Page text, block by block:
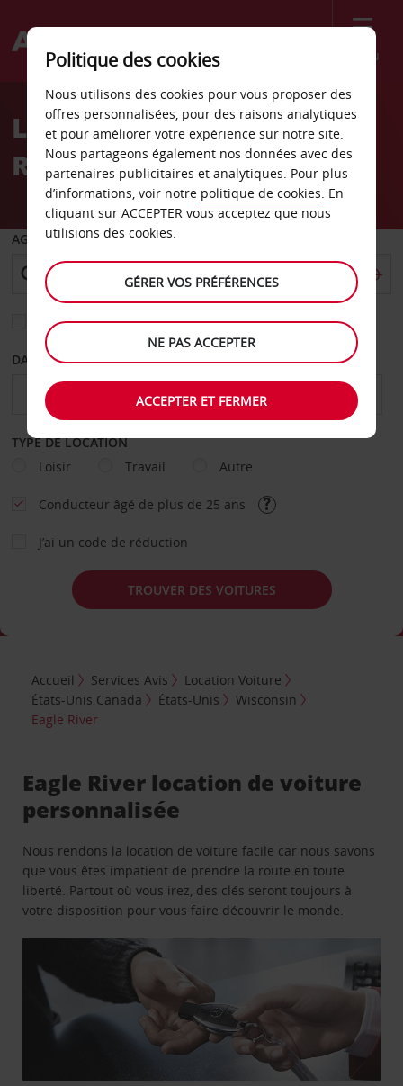
Menu
Welcome
AvisLocation de voiture Eagle
River
AGENCE DE DÉPART
Sélectionnez une autre agence de retour
DATE DE DÉPART DATE DE RETOUR
TYPE DE LOCATION
Loisir
Travail Autre
Conducteur âgé de plus de 25 ans
J’ai un code de réduction
TROUVER DES VOITURES
Accueil Services Avis
Location Voiture
États-Unis Canada
États-Unis
Wisconsin
Eagle River
Eagle River location de voiture
personnalisée
Nous rendons la location de voiture facile car nous savons
que vous êtes impatient de prendre la route en toute
liberté. Partout où vous irez, des clés seront toujours à
votre disposition pour vous faire découvrir le monde.
Politique des cookies
Nous utilisons des cookies pour vous proposer des
offres personnalisées, pour des raisons analytiques
et pour améliorer votre expérience sur notre site.
Nous partageons également nos données avec des
partenaires publicitaires et analytiques. Pour plus
d’informations, voir notre politique de cookies. En
cliquant sur ACCEPTER vous acceptez que nous
utilisions des cookies.
GÉRER VOS PRÉFÉRENCES
NE PAS ACCEPTER
ACCEPTER ET FERMER